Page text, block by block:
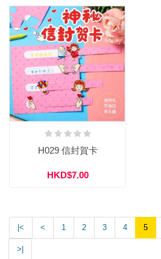
H029 信封賀卡
HKD$7.00
|< < 1 2 3 4 5
>|